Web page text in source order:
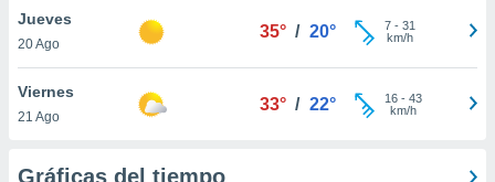
IP
posible
traten tus
en
Para
Jueves
20 Ago
35° / 20° 7- 31
km/h
Viernes
21 Ago
33° / 22° 16- 43
km/h
Gráficas del tiempo